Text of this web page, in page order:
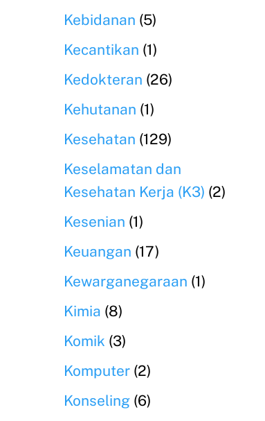
Kebidanan (5)
Kecantikan (1)
Kedokteran (26)
Kehutanan (1)
Kesehatan (129)
Keselamatan dan
Kesehatan Kerja (K3) (2)
Kesenian (1)
Keuangan (17)
Kewarganegaraan (1)
Kimia (8)
Komik (3)
Komputer (2)
Konseling (6)